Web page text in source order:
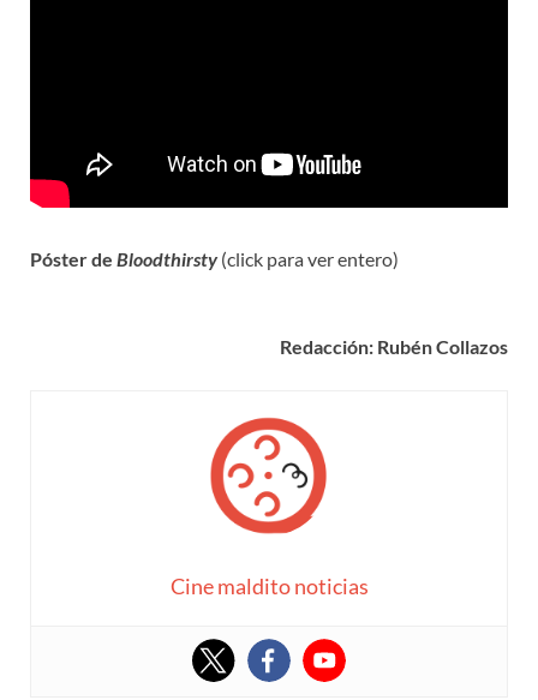
Póster de Bloodthirsty(click para ver entero)
Redacción: Rubén Collazos
Cine maldito noticias